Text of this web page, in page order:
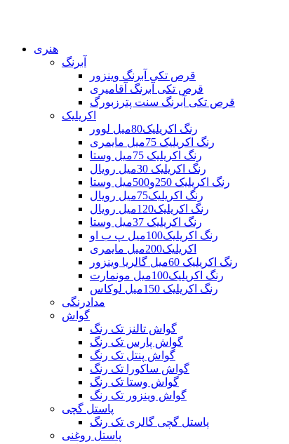
هنری
آبرنگ
قرص تکی آبرنگ وینزور
قرص تکی آبرنگ آقامیری
قرص تکی آبرنگ سنت پترزبورگ
اکریلیک
رنگ اکریلیک80میل لوور
رنگ اکریلیک 75میل مایمری
رنگ اکریلیک 75میل وستا
رنگ اکریلیک 30میل رویال
رنگ اکریلیک 250و500میل وستا
رنگ اکریلیک75میل رویال
رنگ اکریلیک120میل رویال
رنگ اکریلیک 37میل وستا
رنگ اکریلیک100میل پ ب او
اکریلیک200میل مایمری
رنگ اکریلیک 60میل گالریا وینزور
رنگ اکریلیک100میل مونمارت
رنگ اکریلیک 150میل لوکاس
مدادرنگی
گواش
گواش تالنز تک رنگ
گواش پارس تک رنگ
گواش پنتل تک رنگ
گواش ساکورا تک رنگ
گواش وستا تک رنگ
گواش وینزور تک رنگ
پاستل گچی
پاستل گچی گالری تک رنگ
پاستل روغنی